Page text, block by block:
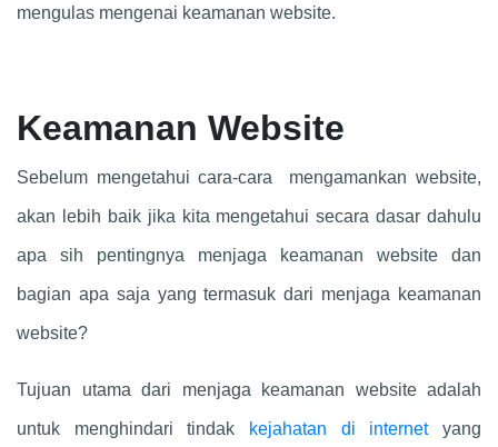
mengulas mengenai keamanan website.
Keamanan Website
Sebelum mengetahui cara-cara mengamankan website,
akan lebih baik jika kita mengetahui secara dasar dahulu
apa sih pentingnya menjaga keamanan website dan
bagian apa saja yang termasuk dari menjaga keamanan
website?
Tujuan utama dari menjaga keamanan website adalah
untuk menghindari tindak kejahatan di internetyang